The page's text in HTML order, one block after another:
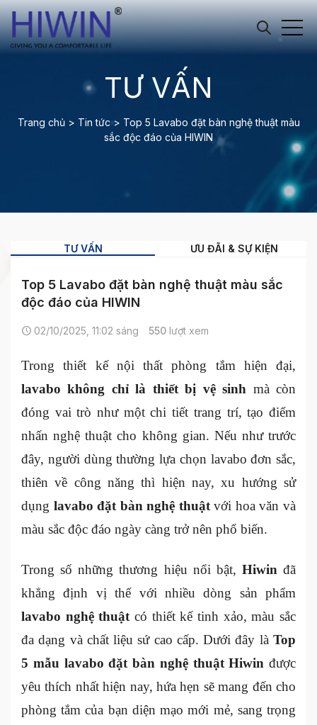
TƯ VẤN
Trang chủ> Tin tức> Top 5 Lavabo đặt bàn nghệ thuật màu
sắc độc đáo của HIWIN
TƯ VẤN ƯU ĐÃI & SỰ KIỆN
Top 5 Lavabo đặt bàn nghệ thuật màu sắc
độc đáo của HIWIN
02/10/2025, 11:02 sáng 550 lượt xem
Trong thiết kế nội thất phòng tắm hiện đại,
lavabo không chỉ là thiết bị vệ sinh mà còn
đóng vai trò như một chi tiết trang trí, tạo điểm
nhấn nghệ thuật cho không gian. Nếu như trước
đây, người dùng thường lựa chọn lavabo đơn sắc,
thiên về công năng thì hiện nay, xu hướng sử
dụng lavabo đặt bàn nghệ thuậtvới hoa văn và
màu sắc độc đáo ngày càng trở nên phổ biến.
Trong số những thương hiệu nổi bật, Hiwin đã
khẳng định vị thế với nhiều dòng sản phẩm
lavabo nghệ thuật có thiết kế tinh xảo, màu sắc
đa dạng và chất liệu sứ cao cấp. Dưới đây là Top
5 mẫu lavabo đặt bàn nghệ thuật Hiwin được
yêu thích nhất hiện nay, hứa hẹn sẽ mang đến cho
phòng tắm của bạn diện mạo mới mẻ, sang trọng